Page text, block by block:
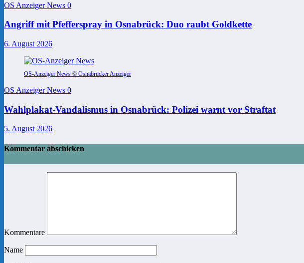
OS Anzeiger News 0
Angriff mit Pfefferspray in Osnabrück: Duo raubt Goldkette
6. August 2026
OS-Anzeiger News © Osnabrücker Anzeiger
OS Anzeiger News 0
Wahlplakat-Vandalismus in Osnabrück: Polizei warnt vor Straftat
5. August 2026
Kommentar abschicken
Kommentare
Name